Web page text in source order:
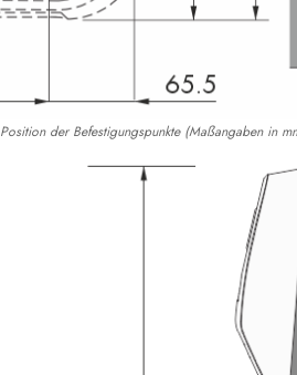
Position der Befestigungspunkte (Maßangaben in